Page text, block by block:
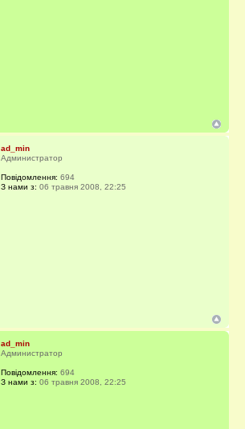
ad_min
Администратор
Повідомлення: 694
З нами з: 06 травня 2008, 22:25
ad_min
Администратор
Повідомлення: 694
З нами з: 06 травня 2008, 22:25